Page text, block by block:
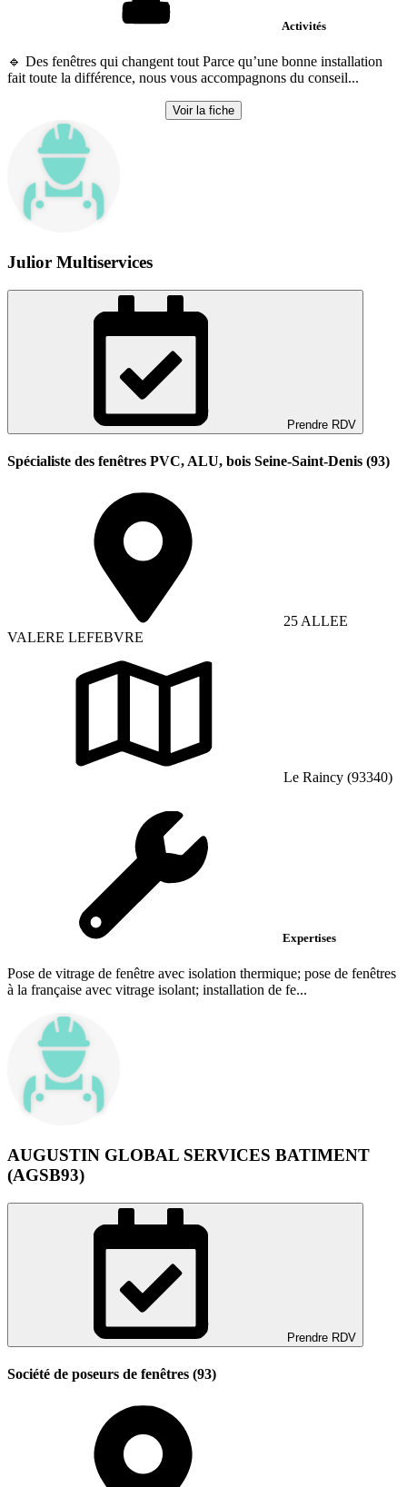
Activités
🔹 Des fenêtres qui changent tout Parce qu’une bonne installation
fait toute la différence, nous vous accompagnons du conseil...
Voir la fiche
Julior Multiservices
Prendre RDV
Spécialiste des fenêtres PVC, ALU, bois Seine-Saint-Denis (93)
25 ALLEE
VALERE LEFEBVRE
Le Raincy (93340)
Expertises
Pose de vitrage de fenêtre avec isolation thermique; pose de fenêtres
à la française avec vitrage isolant; installation de fe...
AUGUSTIN GLOBAL SERVICES BATIMENT
(AGSB93)
Prendre RDV
Société de poseurs de fenêtres (93)